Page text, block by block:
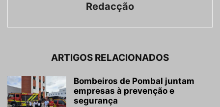
Redacção
ARTIGOS RELACIONADOS
Bombeiros de Pombal juntam
empresas à prevenção e
segurança